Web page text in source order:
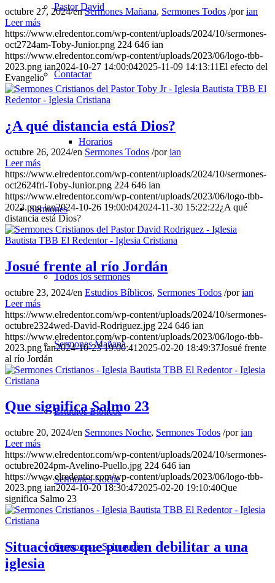
Pastor David
Contactar
Horarios
Sermones
Todos los sermones
Sermones Mañana
Estudios Bíblicos
Sermones Noche
Sermones – Solo audio
octubre 27, 2024/enSermones Mañana, Sermones Todos /porian
Leer más
https://www.elredentor.com/wp-content/uploads/2024/10/sermones-
oct2724am-Toby-Junior.png 224 646 ian
https://www.elredentor.com/wp-content/uploads/2023/06/logo-tbb-
2023.png ian2024-10-27 14:00:042025-11-09 14:13:11El efecto del
Evangelio
¿A qué distancia está Dios?
octubre 26, 2024/en Sermones Todos /porian
Leer más
https://www.elredentor.com/wp-content/uploads/2024/10/sermones-
oct2624fri-Toby-Junior.png 224 646 ian
https://www.elredentor.com/wp-content/uploads/2023/06/logo-tbb-
2023.png ian2024-10-26 19:00:042024-11-30 15:22:22¿A qué
distancia está Dios?
Josué frente al río Jordán
octubre 23, 2024/en Estudios Bíblicos, Sermones Todos /porian
Leer más
https://www.elredentor.com/wp-content/uploads/2024/10/sermones-
octubre2324wed-David-Rodriguez.jpg 224 646 ian
https://www.elredentor.com/wp-content/uploads/2023/06/logo-tbb-
2023.png ian2024-10-23 19:00:41 2025-02-20 18:49:37Josué frente
al río Jordán
Que significa Salmo 23
octubre 20, 2024/en Sermones Noche, Sermones Todos /porian
Leer más
https://www.elredentor.com/wp-content/uploads/2024/10/sermones-
octubre2024pm-Avelino-Puello.jpg 224 646 ian
https://www.elredentor.com/wp-content/uploads/2023/06/logo-tbb-
2023.png ian2024-10-20 18:30:472025-02-20 19:10:40Que
significa Salmo 23
Situaciones que pueden debilitar a una
iglesia